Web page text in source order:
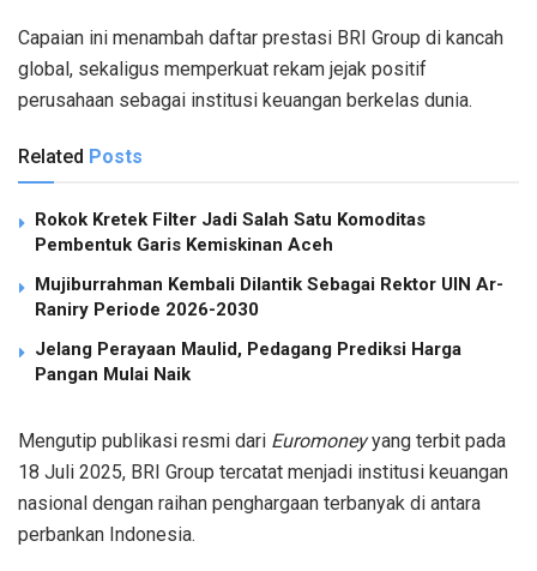
Capaian ini menambah daftar prestasi BRI Group di kancah
global, sekaligus memperkuat rekam jejak positif
perusahaan sebagai institusi keuangan berkelas dunia.
Related Posts
Rokok Kretek Filter Jadi Salah Satu Komoditas
Pembentuk Garis Kemiskinan Aceh
Mujiburrahman Kembali Dilantik Sebagai Rektor UIN Ar-
Raniry Periode 2026-2030
Jelang Perayaan Maulid, Pedagang Prediksi Harga
Pangan Mulai Naik
Mengutip publikasi resmi dari Euromoneyyang terbit pada
18 Juli 2025, BRI Group tercatat menjadi institusi keuangan
nasional dengan raihan penghargaan terbanyak di antara
perbankan Indonesia.